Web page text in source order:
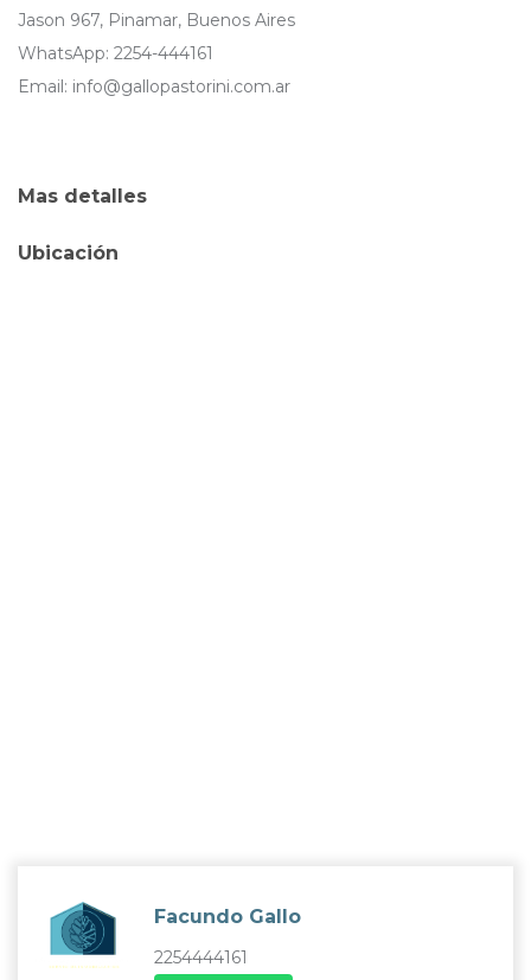
Jason 967, Pinamar, Buenos Aires
WhatsApp: 2254-444161
Email: info@gallopastorini.com.ar
Mas detalles
Ubicación
Facundo Gallo
2254444161